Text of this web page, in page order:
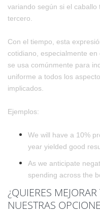
variando según si el
tercero.
Con el tiempo, esta
cotidiano, especialmente
se usa comúnmente para
uniforme a todos los
implicados.
Ejemplos:
We will have a 10%
year yielded good
As we anticipate
spending across the
¿QUIERES
NUESTRAS